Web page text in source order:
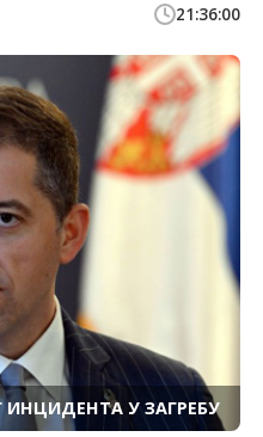
21:36:00
ИНЦИДЕНTА У ЗАГРЕБУ